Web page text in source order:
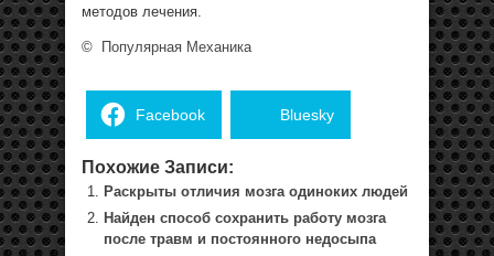
методов лечения.
© Популярная Механика
Facebook Bluesky
Похожие Записи:
Раскрыты отличия мозга одиноких людей
Найден способ сохранить работу мозга
после травм и постоянного недосыпа